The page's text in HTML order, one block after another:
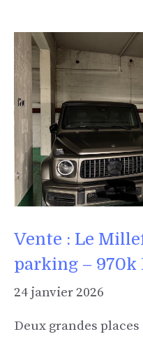
Vente : Le
parking – 970k
24 janvier 2026
Deux grandes